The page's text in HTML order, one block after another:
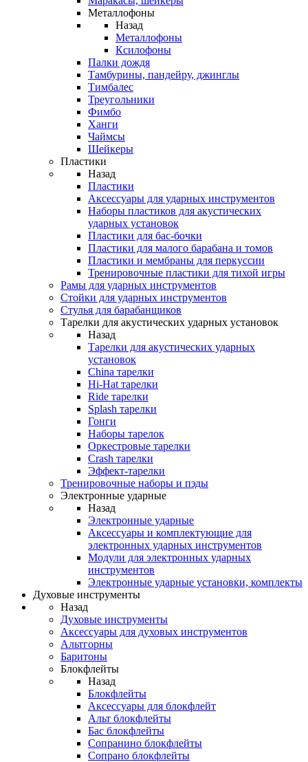
Металлофоны
Назад
Металлофоны
Ксилофоны
Палки дождя
Тамбурины, пандейру, джинглы
Тимбалес
Треугольники
Фимбо
Ханги
Чаймсы
Шейкеры
Пластики
Назад
Пластики
Аксессуары для ударных инструментов
Наборы пластиков для акустических
ударных установок
Пластики для бас-бочки
Пластики для малого барабана и томов
Пластики и мембраны для перкуссии
Тренировочные пластики для тихой игры
Рамы для ударных инструментов
Стойки для ударных инструментов
Стулья для барабанщиков
Тарелки для акустических ударных установок
Назад
Тарелки для акустических ударных
установок
China тарелки
Hi-Hat тарелки
Ride тарелки
Splash тарелки
Гонги
Наборы тарелок
Оркестровые тарелки
Сrash тарелки
Эффект-тарелки
Тренировочные наборы и пэды
Электронные ударные
Назад
Электронные ударные
Аксессуары и комплектующие для
электронных ударных инструментов
Модули для электронных ударных
инструментов
Электронные ударные установки, комплекты
Духовые инструменты
Назад
Духовые инструменты
Аксессуары для духовых инструментов
Альтгорны
Баритоны
Блокфлейты
Назад
Блокфлейты
Аксессуары для блокфлейт
Альт блокфлейты
Бас блокфлейты
Сопранино блокфлейты
Сопрано блокфлейты